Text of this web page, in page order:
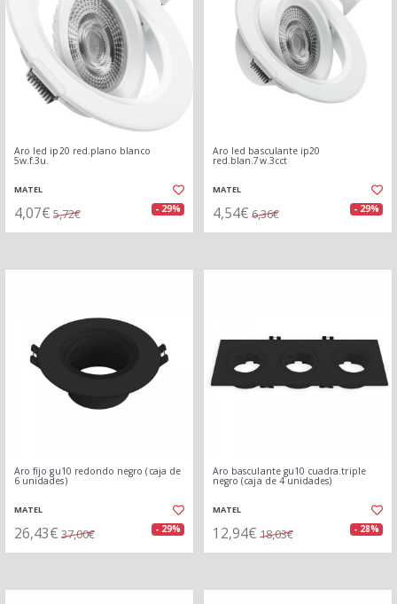
Aro led ip20 red.plano blanco
5w.f.3u.
MATEL
4,07€ 5,72€ - 29%
Aro led basculante ip20
red.blan.7w.3cct
MATEL
4,54€ 6,36€ - 29%
Aro fijo gu10 redondo negro (caja de
6 unidades)
MATEL
26,43€ 37,00€ - 29%
Aro basculante gu10 cuadra.triple
negro (caja de 4 unidades)
MATEL
12,94€ 18,03€ - 28%